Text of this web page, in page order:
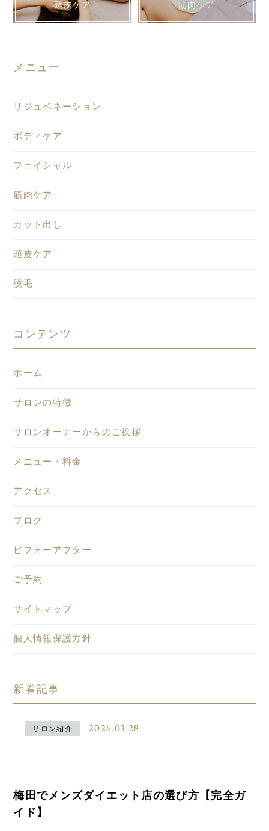
頭皮ケア 筋肉ケア
メニュー
リジュベネーション
ボディケア
フェイシャル
筋肉ケア
カット出し
頭皮ケア
脱毛
コンテンツ
ホーム
サロンの特徴
サロンオーナーからのご挨拶
メニュー・料金
アクセス
ブログ
ビフォーアフター
ご予約
サイトマップ
個人情報保護方針
新着記事
サロン紹介 2026.03.28
梅田でメンズダイエット店の選び方【完全ガ
イド】